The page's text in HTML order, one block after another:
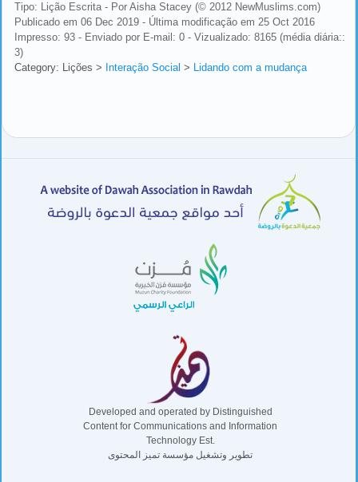
Tipo: Lição Escrita - Por Aisha Stacey (© 2012 NewMuslims.com)
Publicado em 06 Dec 2019 - Última modificação em 25 Oct 2016
Impresso: 93 - Enviado por E-mail: 0 - Vizualizado: 8165 (média diária::
3)
Category: Lições > Interação Social > Lidando com a mudança
Developed and operated by Distinguished
Content for Communications and Information
Technology Est.
تطوير وتشغيل مؤسسة تميز المحتوى